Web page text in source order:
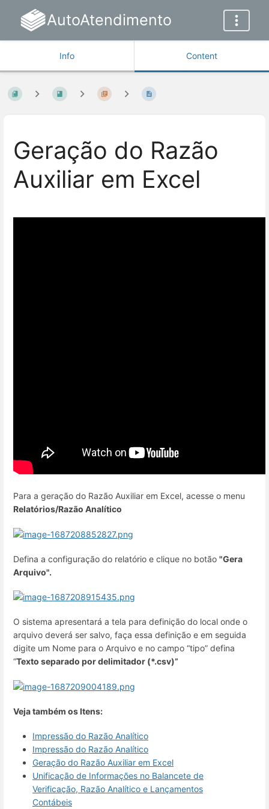
AutoAtendimento
Info Content
Geração do Razão
Auxiliar em Excel
Para a geração do Razão Auxiliar em Excel, acesse o menu
Relatórios/Razão Analítico
Defina a configuração do relatório e clique no botão "Gera
Arquivo".
O sistema apresentará a tela para definição do local onde o
arquivo deverá ser salvo, faça essa definição e em seguida
digite um Nome para o Arquivo e no campo “tipo” defina
“Texto separado por delimitador (*.csv)”
Veja também os Itens:
Impressão do Razão Analítico
Impressão do Razão Analítico
Geração do Razão Auxiliar em Excel
Unificação de Informações no Balancete de
Verificação, Razão Analítico e Lançamentos
Contábeis